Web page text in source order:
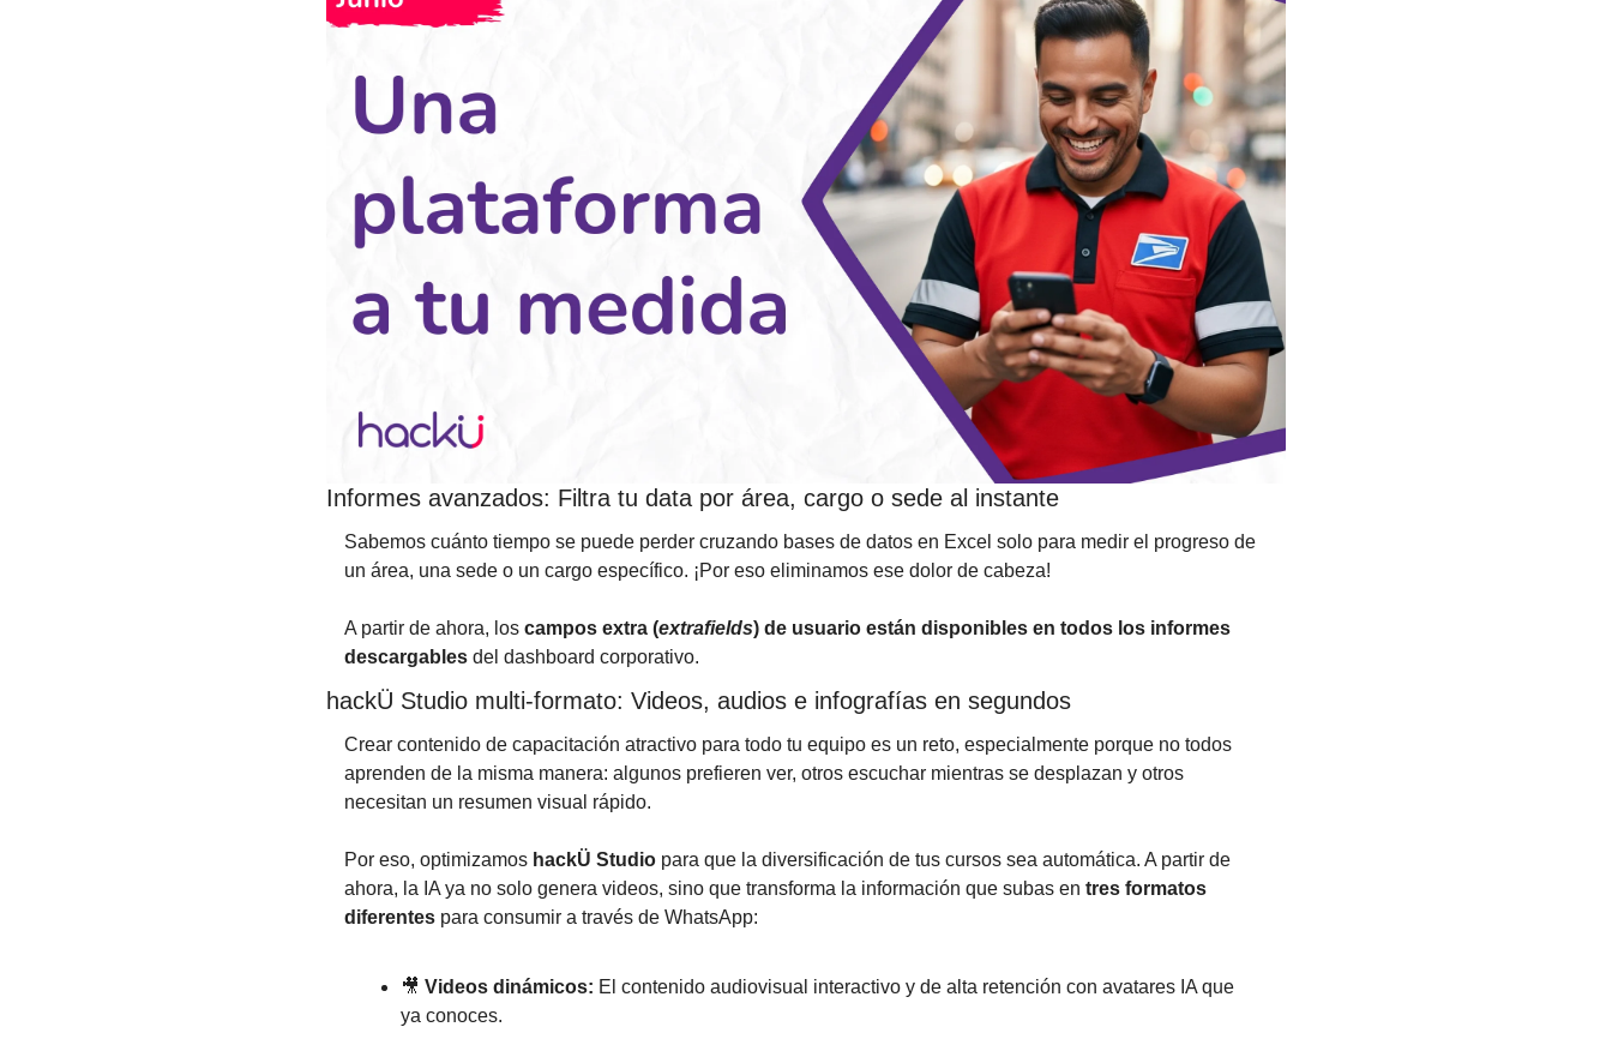
Informes avanzados: Filtra tu data por área, cargo o sede al instante
Sabemos cuánto tiempo se puede perder cruzando bases de datos en Excel solo para medir el progreso de
un área, una sede o un cargo específico. ¡Por eso eliminamos ese dolor de cabeza!
A partir de ahora, los campos extra (extrafields) de usuario están disponibles en todos los informes
descargables del dashboard corporativo.
hackÜ Studio multi-formato: Videos, audios e infografías en segundos
Crear contenido de capacitación atractivo para todo tu equipo es un reto, especialmente porque no todos
aprenden de la misma manera: algunos prefieren ver, otros escuchar mientras se desplazan y otros
necesitan un resumen visual rápido.
Por eso, optimizamos hackÜ Studio para que la diversificación de tus cursos sea automática. A partir de
ahora, la IA ya no solo genera videos, sino que transforma la información que subas en tres formatos
diferentes para consumir a través de WhatsApp:
🎥 Videos dinámicos: El contenido audiovisual interactivo y de alta retención con avatares IA que
ya conoces.